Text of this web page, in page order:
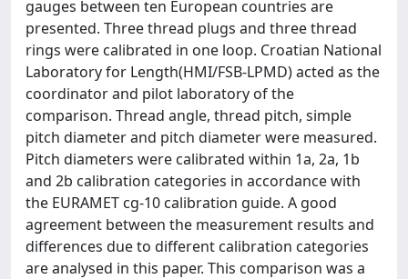
gauges between ten European countries are
presented. Three thread plugs and three thread
rings were calibrated in one loop. Croatian National
Laboratory for Length(HMI/FSB-LPMD) acted as the
coordinator and pilot laboratory of the
comparison. Thread angle, thread pitch, simple
pitch diameter and pitch diameter were measured.
Pitch diameters were calibrated within 1a, 2a, 1b
and 2b calibration categories in accordance with
the EURAMET cg-10 calibration guide. A good
agreement between the measurement results and
differences due to different calibration categories
are analysed in this paper. This comparison was a